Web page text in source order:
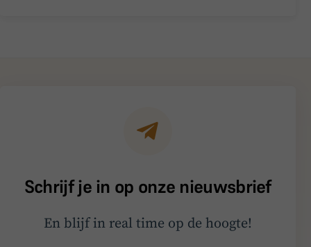
Schrijf je in op onze nieuwsbrief
En blijf in real time op de hoogte!